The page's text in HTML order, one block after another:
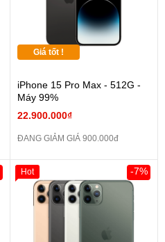
Giá tốt !
iPhone 15 Pro Max - 512G -
Máy 99%
22.900.000₫
ĐANG GIẢM GIÁ 900.000đ
-7%
Hot